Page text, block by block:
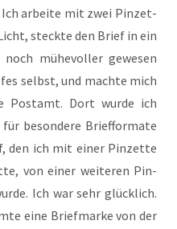
Ich arbei­te mit zwei Pin­zet­
steck­te den Brief in ein
mühe­vol­ler gewe­sen
selbst, und mach­te mich
Post­amt. Dort wur­de ich
beson­de­re Brief­for­ma­te
den ich mit einer Pin­zet­te
von einer wei­te­ren Pin­
Ich war sehr glück­lich.
eine Brief­mar­ke von der